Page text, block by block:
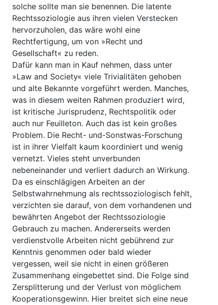
solche sollte man sie benennen. Die latente
Rechtssoziologie aus ihren vielen Verstecken
hervorzuholen, das wäre wohl eine
Rechtfertigung, um von »Recht und
Gesellschaft« zu reden.
Dafür kann man in Kauf nehmen, dass unter
»Law and Society« viele Trivialitäten gehoben
und alte Bekannte vorgeführt werden. Manches,
was in diesem weiten Rahmen produziert wird,
ist kritische Jurisprudenz, Rechtspolitik oder
auch nur Feuilleton. Auch das ist kein großes
Problem. Die Recht- und-Sonstwas-Forschung
ist in ihrer Vielfalt kaum koordiniert und wenig
vernetzt. Vieles steht unverbunden
nebeneinander und verliert dadurch an Wirkung.
Da es einschlägigen Arbeiten an der
Selbstwahrnehmung als rechtssoziologisch fehlt,
verzichten sie darauf, von dem vorhandenen und
bewährten Angebot der Rechtssoziologie
Gebrauch zu machen. Andererseits werden
verdienstvolle Arbeiten nicht gebührend zur
Kenntnis genommen oder bald wieder
vergessen, weil sie nicht in einen größeren
Zusammenhang eingebettet sind. Die Folge sind
Zersplitterung und der Verlust von möglichem
Kooperationsgewinn. Hier breitet sich eine neue